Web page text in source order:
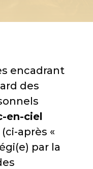
encadrant
des
en-ciel
(ci-après «
par la